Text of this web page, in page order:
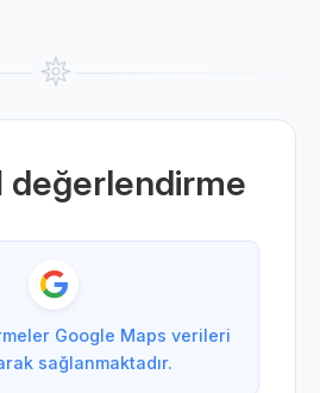
değerlendirme
Google Maps verileri
sağlanmaktadır.